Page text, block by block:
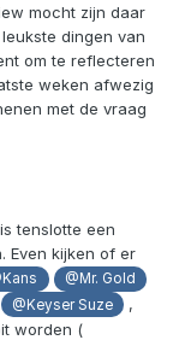
mocht zijn daar
dingen van
om te reflecteren
weken afwezig
met de vraag
tenslotte een
Even kijken of er
@Mr. Gold
@Keyser Suze ,
worden (